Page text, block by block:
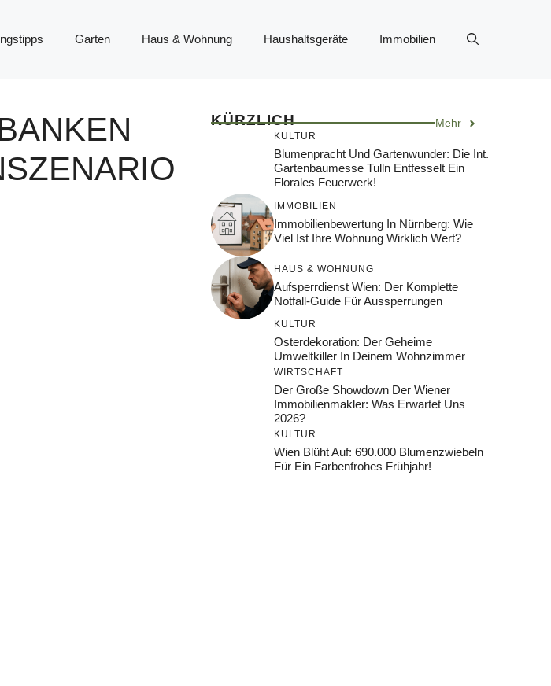
Garten Haus & Wohnung Haushaltsgeräte Immobilien
H
S
KÜRZLICH Mehr
KULTUR
Blumenpracht Und Gartenwunder: Die Int.
Gartenbaumesse Tulln Entfesselt Ein
Florales Feuerwerk!
IMMOBILIEN
Immobilienbewertung In Nürnberg: Wie
Viel Ist Ihre Wohnung Wirklich Wert?
HAUS & WOHNUNG
Aufsperrdienst Wien: Der Komplette
Notfall-Guide Für Aussperrungen
KULTUR
Osterdekoration: Der Geheime
Umweltkiller In Deinem Wohnzimmer
WIRTSCHAFT
Der Große Showdown Der Wiener
Immobilienmakler: Was Erwartet Uns
2026?
KULTUR
Wien Blüht Auf: 690.000 Blumenzwiebeln
Für Ein Farbenfrohes Frühjahr!